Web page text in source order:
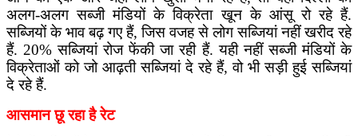
अलग-अलग सब्जी मंडियों के विक्रेता खून के आंसू रो रहे हैं.
सब्जियों के भाव बढ़ गए हैं, जिस वजह से लोग सब्जियां नहीं खरीद रहे
हैं. 20% सब्जियां रोज फेंकी जा रही हैं. यही नहीं सब्जी मंडियों के
विक्रेताओं को जो आढ़ती सब्जियां दे रहे हैं, वो भी सड़ी हुई सब्जियां
दे रहे हैं.
आसमान छू रहा है रेट